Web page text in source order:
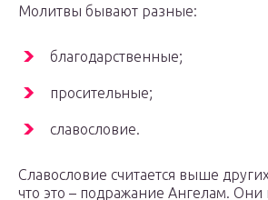
Молитвы бывают разные:
благодарственные;
просительные;
славословие.
Славословие считается выше
что это – подражание Ангелам. Они